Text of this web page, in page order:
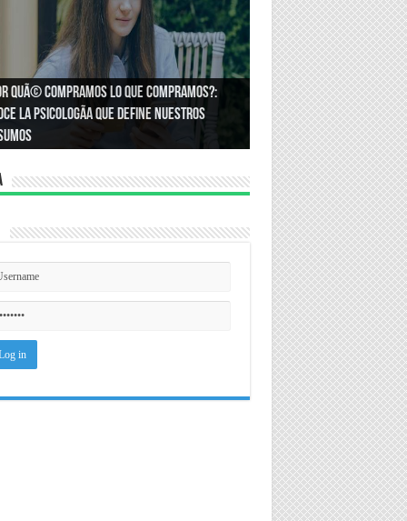
podemos asegurar un espacio de
en el trabajo?
quÃ© compramos lo que compramos?:
la psicologÃ­a que define nuestros